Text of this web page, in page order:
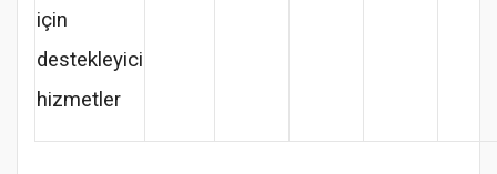
için
destekleyici
hizmetler